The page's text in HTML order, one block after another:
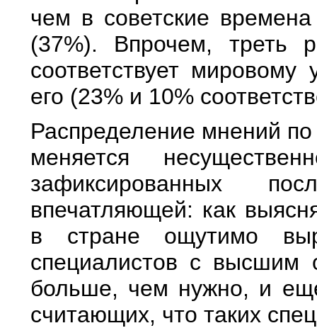
чем в советские
(37%). Впрочем, треть
соответствует
его (23% и 10%
Распределение мнений
меняется
зафиксированных
впечатляющей: как
в стране ощутимо
специалистов с высшим
больше, чем нужно, и
считающих, что таких